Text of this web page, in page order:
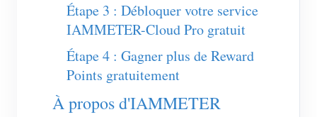
Système de contrôle du chauffage PV
Surveillance énergétique d’usine
Démarrage rapide du produit
Vidéo tutorielle
FAQ
Communauté
Programme contributeur
Centre des contributeurs
Activités IAMMETER
Solutions
Contact
À propos de nous
Étape 3 : Débloquer votre service
IAMMETER-Cloud Pro gratuit
Étape 4 : Gagner plus de Reward
Points gratuitement
À propos d'IAMMETER